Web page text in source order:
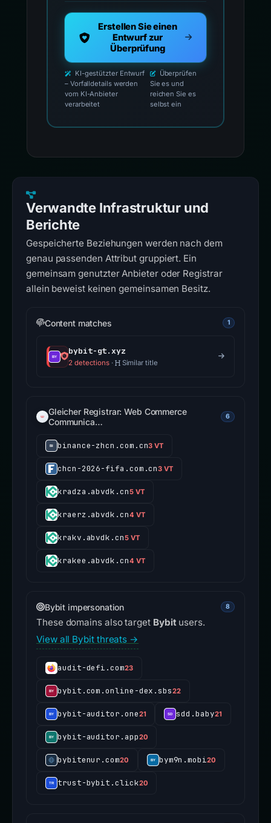
Erstellen Sie einen
Entwurf zur
Überprüfung
KI-gestützter Entwurf
– Vorfalldetails werden
vom KI-Anbieter
verarbeitet
Überprüfen
Sie es und
reichen Sie es
selbst ein
Verwandte Infrastruktur und
Berichte
Gespeicherte Beziehungen werden nach dem
genau passenden Attribut gruppiert. Ein
gemeinsam genutzter Anbieter oder Registrar
allein beweist keinen gemeinsamen Besitz.
Content matches 1
bybit-gt.xyz
2 detections · Similar title
Gleicher Registrar: Web Commerce
Communica…
6
binance-zhcn.com.cn3 VT
chcn-2026-fifa.com.cn3 VT
kradza.abvdk.cn5 VT
kraerz.abvdk.cn4 VT
krakv.abvdk.cn5 VT
krakee.abvdk.cn4 VT
Bybit impersonation 8
These domains also target Bybitusers.
View all Bybit threats →
audit-defi.com23
bybit.com.online-dex.sbs22
bybit-auditor.one21 sdd.baby21
bybit-auditor.app20
bybitenur.com20 bym9n.mobi20
trust-bybit.click20